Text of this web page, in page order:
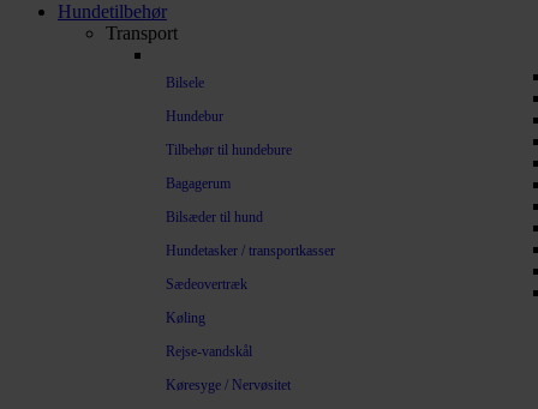
Hundetilbehør
Transport
Bilsele
Hundebur
Tilbehør til hundebure
Bagagerum
Bilsæder til hund
Hundetasker / transportkasser
Sædeovertræk
Køling
Rejse-vandskål
Køresyge / Nervøsitet